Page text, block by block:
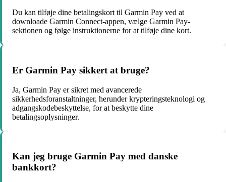
Du kan tilføje dine betalingskort til Garmin Pay ved at
downloade Garmin Connect-appen, vælge Garmin Pay-
sektionen og følge instruktionerne for at tilføje dine kort.
Er Garmin Pay sikkert at bruge?
Ja, Garmin Pay er sikret med avancerede
sikkerhedsforanstaltninger, herunder krypteringsteknologi og
adgangskodebeskyttelse, for at beskytte dine
betalingsoplysninger.
Kan jeg bruge Garmin Pay med danske
bankkort?